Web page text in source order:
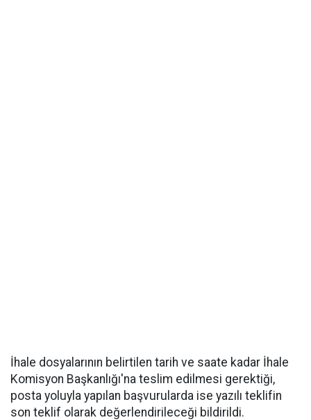
İhale dosyalarının belirtilen tarih ve saate kadar İhale
Komisyon Başkanlığı'na teslim edilmesi gerektiği,
posta yoluyla yapılan başvurularda ise yazılı teklifin
son teklif olarak değerlendirileceği bildirildi.